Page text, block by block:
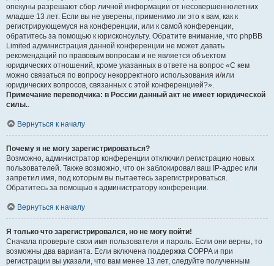
опекуны разрешают сбор личной информации от несовершеннолетних
младше 13 лет. Если вы не уверены, применимо ли это к вам, как к
регистрирующемуся на конференции, или к самой конференции,
обратитесь за помощью к юрисконсульту. Обратите внимание, что phpBB
Limited администрация данной конференции не может давать
рекомендаций по правовым вопросам и не является объектом
юридических отношений, кроме указанных в ответе на вопрос «С кем
можно связаться по вопросу некорректного использования и/или
юридических вопросов, связанных с этой конференцией?».
Примечание переводчика: в России данный акт не имеет юридической
силы..
Вернуться к началу
Почему я не могу зарегистрироваться?
Возможно, администратор конференции отключил регистрацию новых
пользователей. Также возможно, что он заблокировал ваш IP-адрес или
запретил имя, под которым вы пытаетесь зарегистрироваться.
Обратитесь за помощью к администратору конференции.
Вернуться к началу
Я только что зарегистрировался, но не могу войти!
Сначала проверьте свои имя пользователя и пароль. Если они верны, то
возможны два варианта. Если включена поддержка COPPA и при
регистрации вы указали, что вам менее 13 лет, следуйте полученным